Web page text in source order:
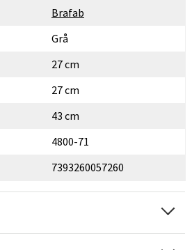
Brafab
Grå
27 cm
27 cm
43 cm
4800-71
7393260057260